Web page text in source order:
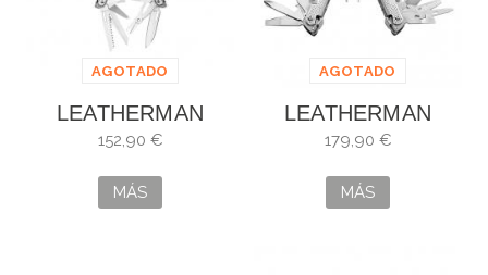
AGOTADO
LEATHERMAN
FREE P2
152,90 €
MÁS
AGOTADO
LEATHERMAN
FREE P4
179,90 €
MÁS